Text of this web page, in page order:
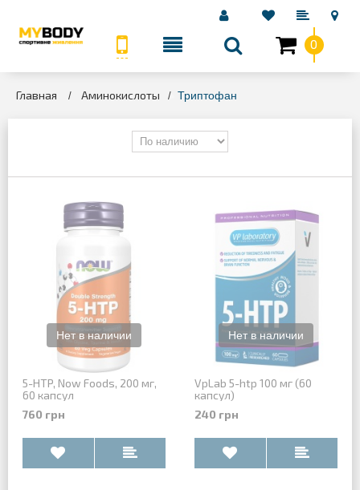
0
Главная > Аминокислоты > Триптофан
КАТЕГОРИИ
5-HTP, Now Foods, 200 мг,
60 капсул
760 грн
VpLab 5-htp 100 мг (60
капсул)
240 грн